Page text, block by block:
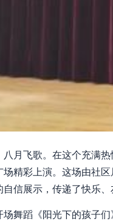
八月飞歌。在这个充满
场精彩上演。这场由社
信展示，传递了快乐、
场舞蹈《阳光下的孩子